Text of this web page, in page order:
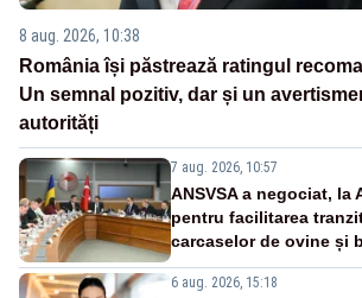
8 aug. 2026, 10:38
România își păstrează ratingul
Un semnal pozitiv, dar și un
autorități
7 aug. 2026, 10:57
ANSVSA a negociat, la
pentru facilitarea
carcaselor de ovine și
6 aug. 2026, 15:18